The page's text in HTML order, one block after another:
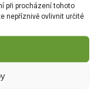
při procházení tohoto
nepříznivě ovlivnit určité
Proti mšicím,
a housenkám